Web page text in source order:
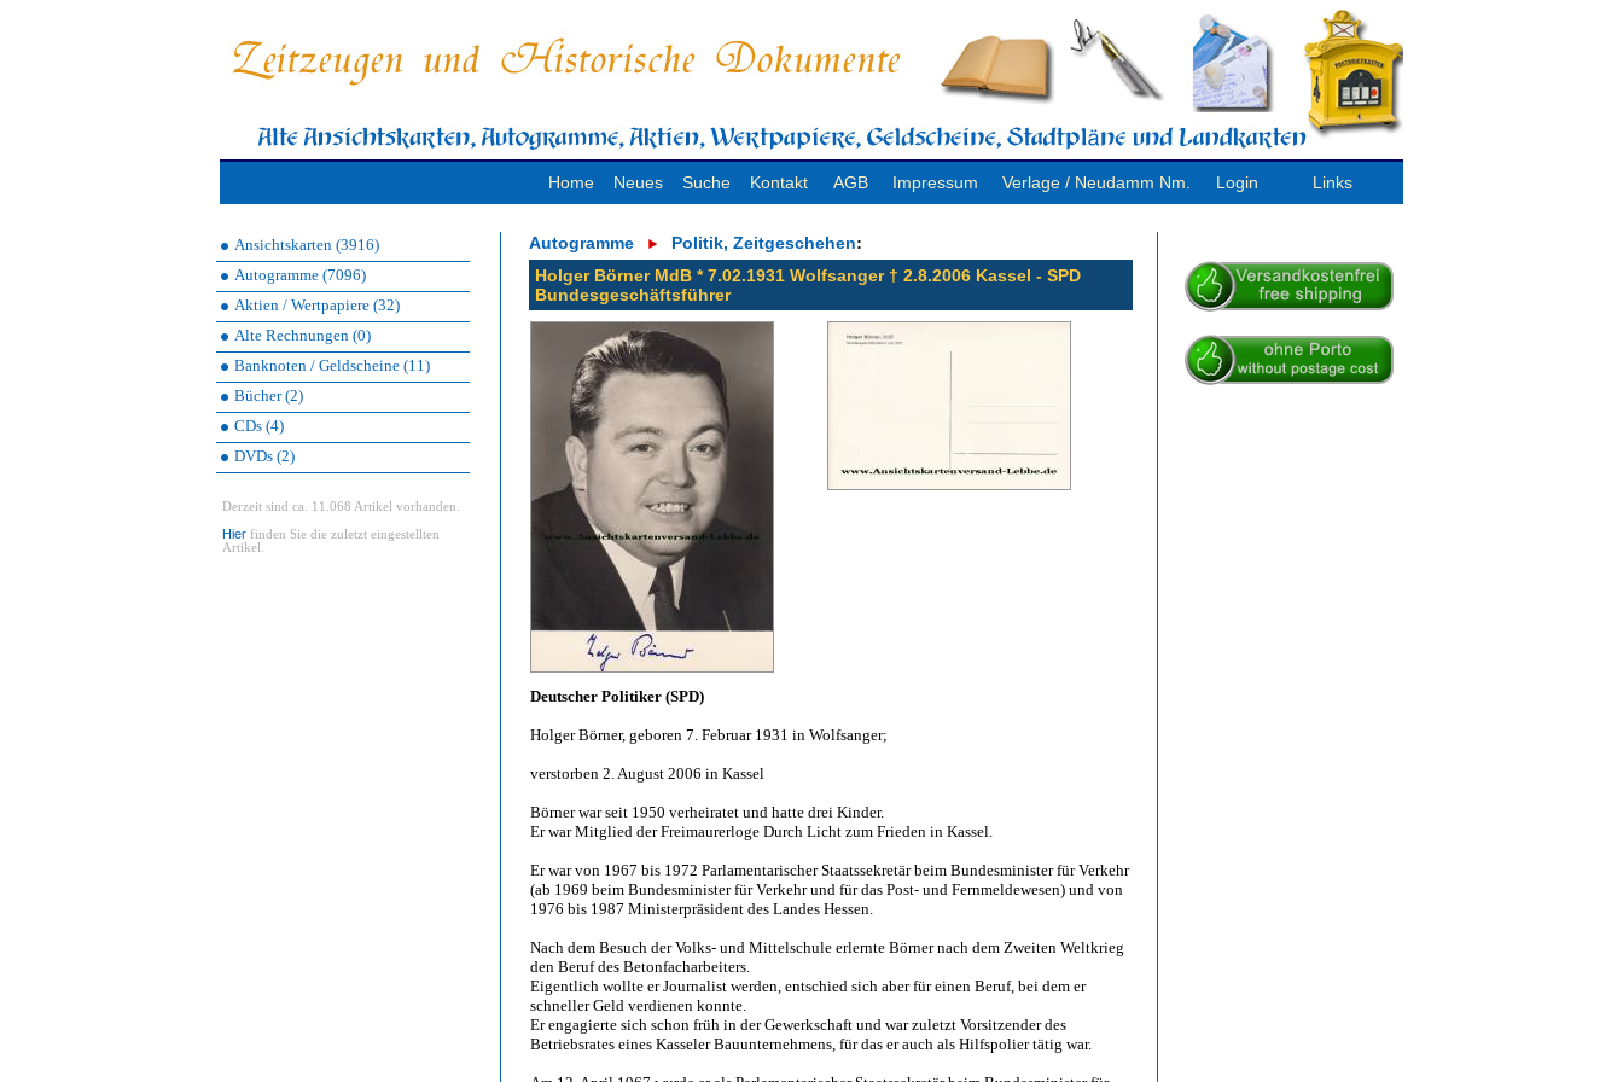
Home Neues Suche Kontakt AGB Impressum Verlage / Neudamm Nm. Login Links
Ansichtskarten (3916)
Autogramme (7096)
Aktien / Wertpapiere (32)
Alte Rechnungen (0)
Banknoten / Geldscheine (11)
Bücher (2)
CDs (4)
DVDs (2)
Derzeit sind ca. 11.068 Artikel vorhanden.
Hier finden Sie die zuletzt eingestellten
Artikel.
Autogramme Politik, Zeitgeschehen:
Holger Börner MdB * 7.02.1931 Wolfsanger † 2.8.2006 Kassel - SPD
Bundesgeschäftsführer
Deutscher Politiker (SPD)
Holger Börner, geboren 7. Februar 1931 in Wolfsanger;
verstorben 2. August 2006 in Kassel
Börner war seit 1950 verheiratet und hatte drei Kinder.
Er war Mitglied der Freimaurerloge Durch Licht zum Frieden in Kassel.
Er war von 1967 bis 1972 Parlamentarischer Staatssekretär beim Bundesminister für Verkehr
(ab 1969 beim Bundesminister für Verkehr und für das Post- und Fernmeldewesen) und von
1976 bis 1987 Ministerpräsident des Landes Hessen.
Nach dem Besuch der Volks- und Mittelschule erlernte Börner nach dem Zweiten Weltkrieg
den Beruf des Betonfacharbeiters.
Eigentlich wollte er Journalist werden, entschied sich aber für einen Beruf, bei dem er
schneller Geld verdienen konnte.
Er engagierte sich schon früh in der Gewerkschaft und war zuletzt Vorsitzender des
Betriebsrates eines Kasseler Bauunternehmens, für das er auch als Hilfspolier tätig war.